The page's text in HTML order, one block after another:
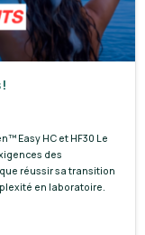
Easy HC et HF30 Le
des
réussir sa transition
en laboratoire.